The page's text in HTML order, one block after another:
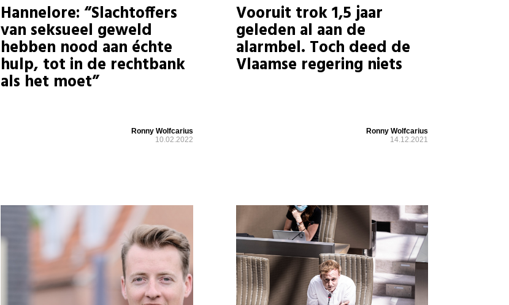
Hannelore: “Slachtoffers
van seksueel geweld
hebben nood aan échte
hulp, tot in de rechtbank
als het moet”
Ronny Wolfcarius
10.02.2022
Vooruit trok 1,5 jaar
geleden al aan de
alarmbel. Toch deed de
Vlaamse regering niets
Ronny Wolfcarius
14.12.2021